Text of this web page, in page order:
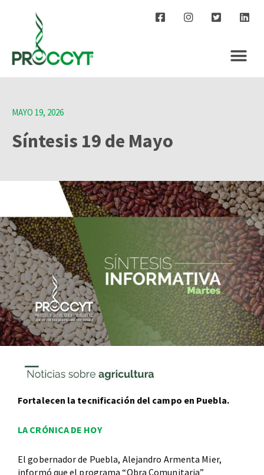
MAYO 19, 2026
Síntesis 19 de Mayo
Fortalecen la tecnificación del campo en Puebla.
LA CRÓNICA DE HOY
El gobernador de Puebla, Alejandro Armenta Mier,
informó que el programa “Obra Comunitaria”